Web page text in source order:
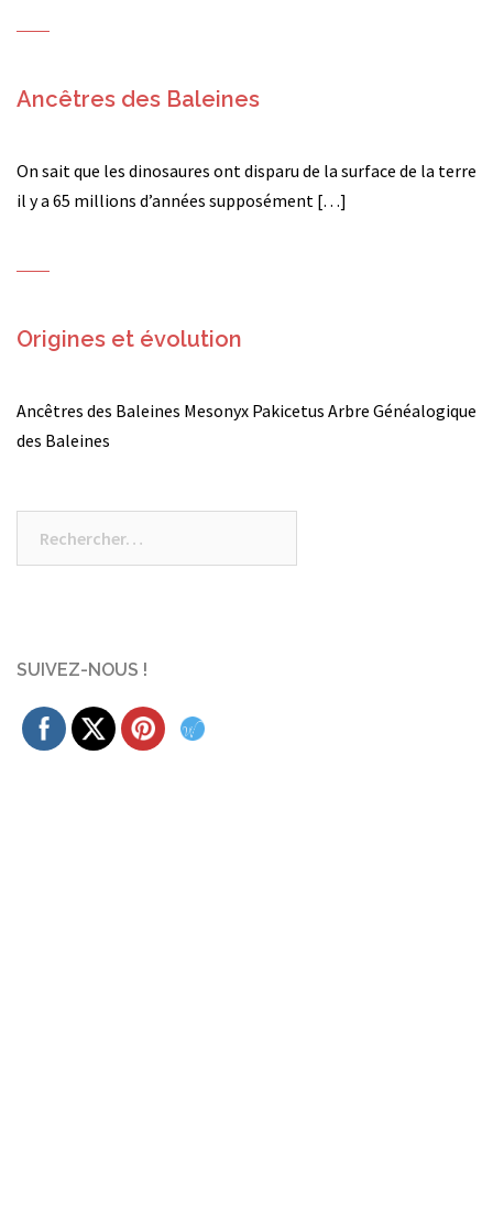
Ancêtres des Baleines
On sait que les dinosaures ont disparu de la surface de la terre
il y a 65 millions d’années supposément […]
Origines et évolution
Ancêtres des Baleines Mesonyx Pakicetus Arbre Généalogique
des Baleines
SUIVEZ-NOUS !